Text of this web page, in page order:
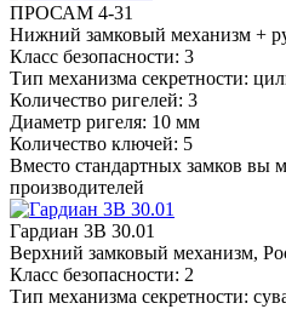
ПРОСАМ 4-31
Нижний замковый механизм +
Класс безопасности: 3
Тип механизма секретности:
Количество ригелей: 3
Диаметр ригеля: 10 мм
Количество ключей: 5
Вместо стандартных замков вы
производителей
Гардиан 3В 30.01
Верхний замковый механизм,
Класс безопасности: 2
Тип механизма секретности: